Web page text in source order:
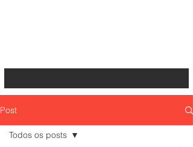
Post
Todos os posts